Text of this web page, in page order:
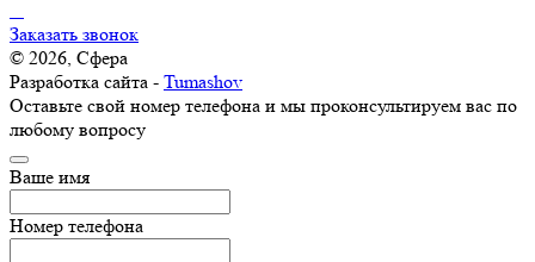
Заказать звонок
© 2026, Сфера
Разработка сайта - Tumashov
Оставьте свой номер телефона и мы проконсультируем вас по
любому вопросу
Ваше имя
Номер телефона